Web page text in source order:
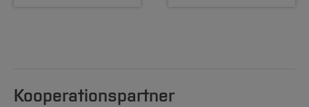
Kooperationspartner